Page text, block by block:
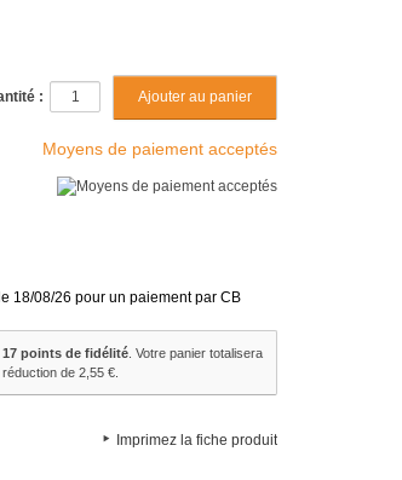
:
Moyens de paiement acceptés
18/08/26 pour un paiement par CB
17 points de fidélité . Votre panier totalisera
réduction de2,55 €
Imprimez la fiche produit